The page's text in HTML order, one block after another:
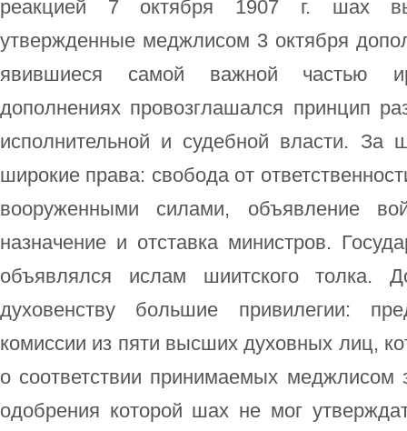
реакцией 7 октября 1907 г. шах
утвержденные меджлисом 3 октября
явившиеся самой важной частью
дополнениях провозглашался принцип
исполнительной и судебной власти. За
широкие права: свобода от
вооруженными силами, объявление
назначение и отставка министров.
объявлялся ислам шиитского толка.
духовенству большие привилегии:
комиссии из пяти высших духовных лиц,
о соответствии принимаемых меджлисом
одобрения которой шах не мог